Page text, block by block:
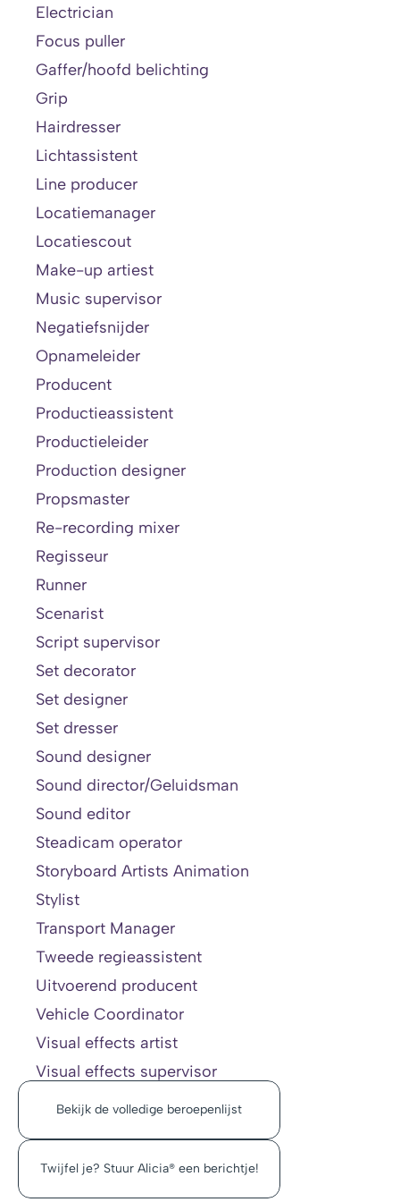
Electrician
Focus puller
Gaffer/hoofd belichting
Grip
Hairdresser
Lichtassistent
Line producer
Locatiemanager
Locatiescout
Make-up artiest
Music supervisor
Negatiefsnijder
Opnameleider
Producent
Productieassistent
Productieleider
Production designer
Propsmaster
Re-recording mixer
Regisseur
Runner
Scenarist
Script supervisor
Set decorator
Set designer
Set dresser
Sound designer
Sound director/Geluidsman
Sound editor
Steadicam operator
Storyboard Artists Animation
Stylist
Transport Manager
Tweede regieassistent
Uitvoerend producent
Vehicle Coordinator
Visual effects artist
Visual effects supervisor
Bekijk de volledige beroepenlijst
Twijfel je? Stuur Alicia® een berichtje!